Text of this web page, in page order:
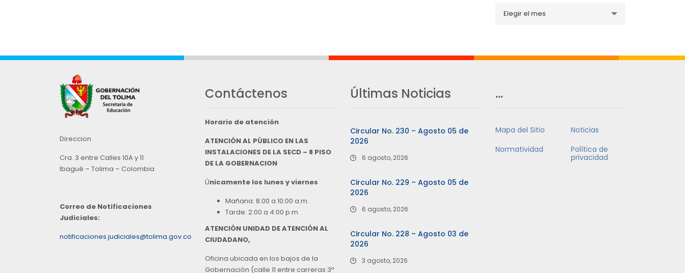
porElegir el mes
Direccion
Cra. 3 entre Calles 10A y 11
Ibagué – Tolima – Colombia
Correo de Notificaciones
Judiciales:
notificaciones.judiciales@tolima.gov.co
Contáctenos
Horario de atención
ATENCIÓN AL PÚBLICO EN LAS
INSTALACIONES DE LA SECD – 8 PISO
DE LA GOBERNACION
Únicamente los lunes y viernes
Mañana: 8:00 a 10:00 a.m.
Tarde: 2:00 a 4:00 p.m
ATENCIÓN UNIDAD DE ATENCIÓN AL
CIUDADANO,
Oficina ubicada en los bajos de la
Gobernación (calle 11 entre carreras 3ª
Últimas Noticias
Circular No. 230 – Agosto 05 de
2026
6 agosto, 2026
Circular No. 229 – Agosto 05 de
2026
6 agosto, 2026
Circular No. 228 – Agosto 03 de
2026
3 agosto, 2026
…
Mapa del Sitio
Noticias
Normatividad
Política de
privacidad